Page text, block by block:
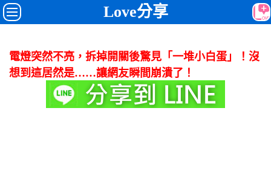
Love分享
電燈突然不亮，拆掉開關後驚見「一堆小白蛋」！沒
想到這居然是……讓網友瞬間崩潰了！